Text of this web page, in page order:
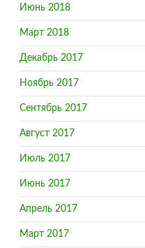
Июнь 2018
Март 2018
Декабрь 2017
Ноябрь 2017
Сентябрь 2017
Август 2017
Июль 2017
Июнь 2017
Апрель 2017
Март 2017